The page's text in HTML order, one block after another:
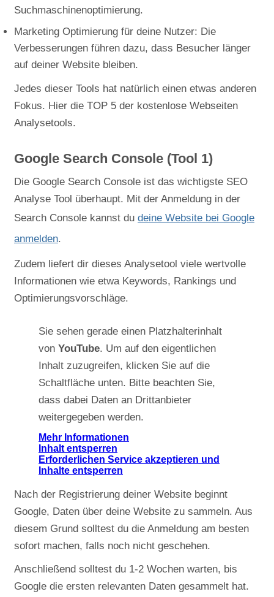
Suchmaschinenoptimierung.
Marketing Optimierung für deine Nutzer: Die
Verbesserungen führen dazu, dass Besucher länger
auf deiner Website bleiben.
Jedes dieser Tools hat natürlich einen etwas anderen
Fokus. Hier die TOP 5 der kostenlose Webseiten
Analysetools.
Google Search Console (Tool 1)
Die Google Search Console ist das wichtigste SEO
Analyse Tool überhaupt. Mit der Anmeldung in der
Search Console kannst du deine Website bei Google
anmelden.
Zudem liefert dir dieses Analysetool viele wertvolle
Informationen wie etwa Keywords, Rankings und
Optimierungsvorschläge.
Sie sehen gerade einen Platzhalterinhalt
von YouTube. Um auf den eigentlichen
Inhalt zuzugreifen, klicken Sie auf die
Schaltfläche unten. Bitte beachten Sie,
dass dabei Daten an Drittanbieter
weitergegeben werden.
Mehr Informationen
Inhalt entsperren
Erforderlichen Service akzeptieren und
Inhalte entsperren
Nach der Registrierung deiner Website beginnt
Google, Daten über deine Website zu sammeln. Aus
diesem Grund solltest du die Anmeldung am besten
sofort machen, falls noch nicht geschehen.
Anschließend solltest du 1-2 Wochen warten, bis
Google die ersten relevanten Daten gesammelt hat.